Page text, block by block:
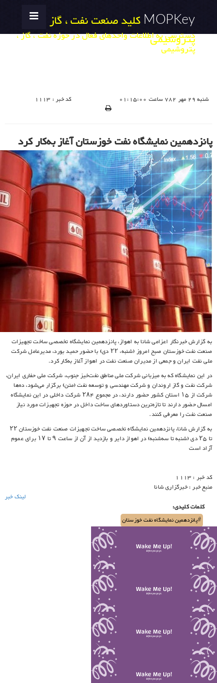
MOPKeyکلید صنعت نفت ، گاز ،
پتروشیمی
دسترسی به اطلاعات واحدهای فعال در حوزه نفت ، گاز ،
پتروشیمی
شنبه 29 مهر 782 ساعت 01:15:00 کد خبر : 1113
پانزدهمین نمایشگاه نفت خوزستان آغاز به‌کار کرد
به گزارش خبرنگار اعزامی شانا به اهواز، پانزدهمین نمایشگاه تخصصی ساخت تجهیزات
صنعت نفت خوزستان صبح امروز (شنبه، ۲۲ دی) با حضور حمید بورد، مدیرعامل شرکت
ملی نفت ایران و جمعی از مدیران صنعت نفت در اهواز آغاز به‌کار کرد.
در این نمایشگاه که به میزبانی شرکت‌ ملی مناطق نفت‌خیز جنوب، شرکت ملی حفاری ایران،
شرکت نفت و گاز اروندان و شرکت مهندسی و توسعه نفت (متن) برگزار می‌شود، ده‌ها
شرکت از ۱۵ استان کشور حضور دارند، در مجموع ۲۸۴ شرکت داخلی در این نمایشگاه
امسال حضور دارند تا تازه‌ترین دستاوردهای ساخت داخل در حوزه تجهیزات مورد نیاز
صنعت نفت را معرفی کنند.
به گزارش شانا، پانزدهمین نمایشگاه تخصصی ساخت تجهیزات صنعت نفت خوزستان ۲۲
تا ۲۵ دی‌ (شنبه تا سه‌شنبه) در اهواز دایر و بازدید از آن از ساعت ۹ تا ۱۷ برای عموم
آزاد است
کد خبر : 1113
منبع خبر : خبرگزاری شانا
لینک خبر
کلمات کلیدی:
#پانزدهمین نمایشگاه نفت خوزستان